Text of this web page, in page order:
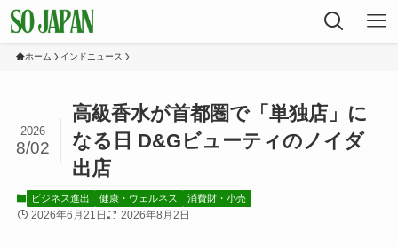
ホーム インドニュース
高級香水が首都圏で「単独店」に
なる日 D&Gビューティのノイダ
出店
2026
8/02
ビジネス進出 健康・ウェルネス 消費財・小売
2026年6月21日 2026年8月2日